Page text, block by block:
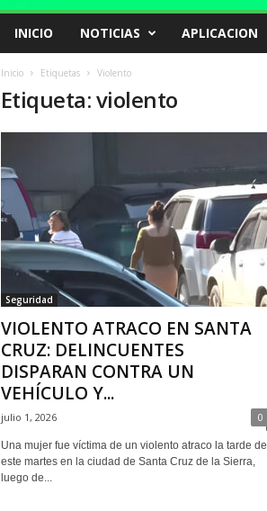
INICIO NOTICIAS APLICACION
Inicio Etiquetas Violento
Etiqueta: violento
Seguridad
VIOLENTO ATRACO EN SANTA
CRUZ: DELINCUENTES
DISPARAN CONTRA UN
VEHÍCULO Y...
julio 1, 2026 0
Una mujer fue víctima de un violento atraco la tarde de
este martes en la ciudad de Santa Cruz de la Sierra,
luego de...